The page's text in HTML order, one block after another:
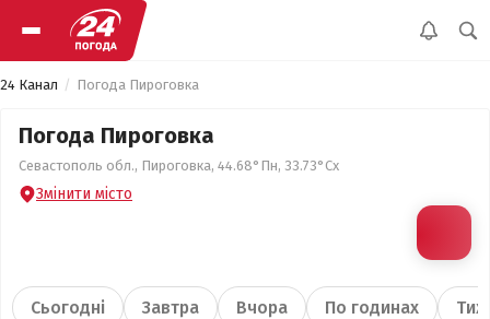
24 Канал Погода Пироговка
Погода Пироговка
Севастополь обл., Пироговка, 44.68°Пн, 33.73°Сх
Змінити місто
Сьогодні Завтра Вчора По годинах